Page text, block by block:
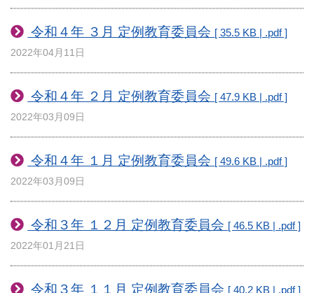
令和４年 ３月 定例教育委員会 [ 35.5 KB | .pdf ]
2022年04月11日
令和４年 ２月 定例教育委員会 [ 47.9 KB | .pdf ]
2022年03月09日
令和４年 １月 定例教育委員会 [ 49.6 KB | .pdf ]
2022年03月09日
令和３年 １２月 定例教育委員会 [ 46.5 KB | .pdf ]
2022年01月21日
令和３年 １１月 定例教育委員会 [ 40.2 KB | .pdf ]